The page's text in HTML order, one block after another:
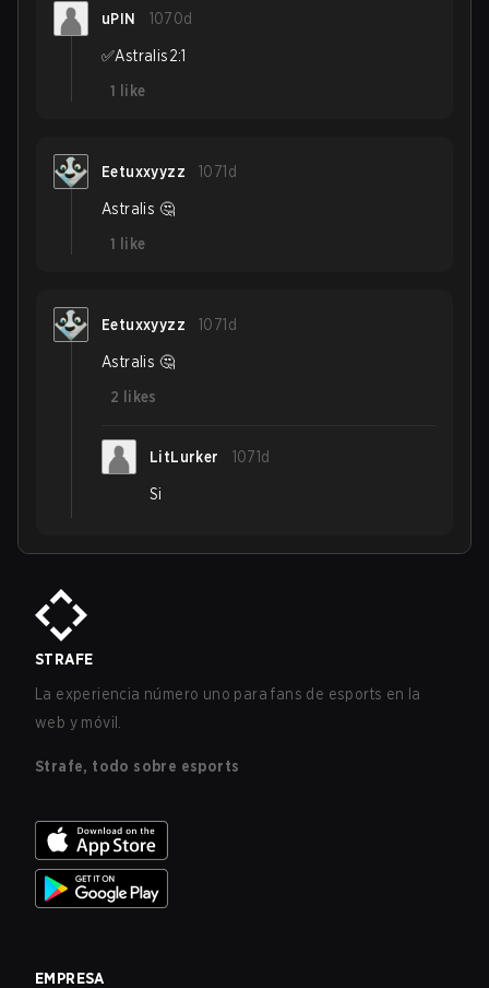
uPIN 1070d
✅️Astralis2:1
1
like
Eetuxxyyzz 1071d
Astralis 🤔
1
like
Eetuxxyyzz 1071d
Astralis 🤔
2
likes
LitLurker 1071d
Si
STRAFE
La experiencia número uno para fans de esports en la
web y móvil.
Strafe, todo sobre esports
EMPRESA